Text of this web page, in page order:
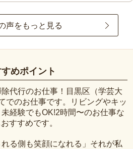
声をもっと見る
めポイント
代行のお仕事！目黒区（学芸大
でのお仕事です。リビングやキッ
経験でもOK!2時間〜のお仕事な
すすめです。
れる側も笑顔になれる」それが私